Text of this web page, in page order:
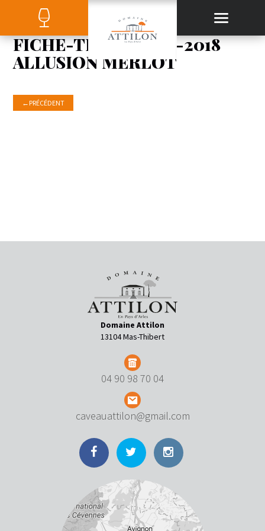
FICHE-TECHNIQUE-2018
ALLUSION MERLOT
← PRÉCÉDENT
Domaine Attilon
13104 Mas-Thibert
04 90 98 70 04
caveauattilon@gmail.com